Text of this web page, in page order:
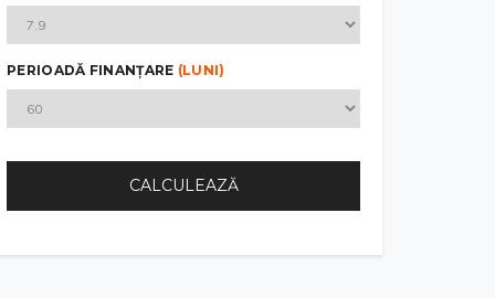
PERIOADĂ FINANȚARE (LUNI)
CALCULEAZĂ